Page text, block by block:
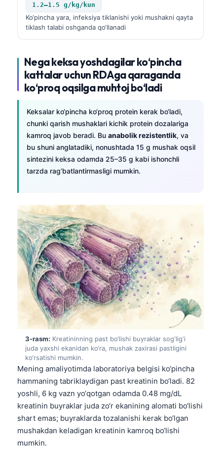
1.2–1.5 g/kg/kun
Ko‘pincha yara, infeksiya tiklanishi yoki mushakni qayta
tiklash talabi oshganda qo‘llanadi
Nega keksa yoshdagilar ko‘pincha
kattalar uchun RDAga qaraganda
ko‘proq oqsilga muhtoj bo‘ladi
Keksalar ko‘pincha ko‘proq protein kerak bo‘ladi,
chunki qarish mushaklari kichik protein dozalariga
kamroq javob beradi. Bu anabolik rezistentlik, va
bu shuni anglatadiki, nonushtada 15 g mushak oqsil
sintezini keksa odamda 25–35 g kabi ishonchli
tarzda rag‘batlantirmasligi mumkin.
3-rasm: Kreatininning past bo‘lishi buyraklar sog‘lig‘i
juda yaxshi ekanidan ko‘ra, mushak zaxirasi pastligini
ko‘rsatishi mumkin.
Mening amaliyotimda laboratoriya belgisi ko‘pincha
hammaning tabriklaydigan past kreatinin bo‘ladi. 82
yoshli, 6 kg vazn yo‘qotgan odamda 0.48 mg/dL
kreatinin buyraklar juda zo‘r ekanining alomati bo‘lishi
shart emas; buyraklarda tozalanishi kerak bo‘lgan
mushakdan keladigan kreatinin kamroq bo‘lishi
mumkin.